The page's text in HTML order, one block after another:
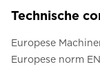
Technische
Europese
Europese norm EN